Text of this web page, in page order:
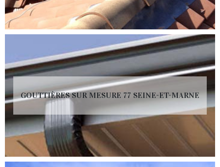
GOUTTIÈRES SUR MESURE 77 SEINE-ET-MARNE